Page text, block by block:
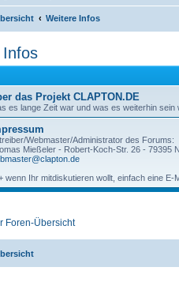
Weitere Infos
das Projekt CLAPTON.DE
es lange Zeit war und was es weiterhin sein
Webmaster/Administrator des Forums:
Mießeler - Robert-Koch-Str. 26 - 79395
wenn Ihr mitdiskutieren wollt, einfach eine E-
Foren-Übersicht